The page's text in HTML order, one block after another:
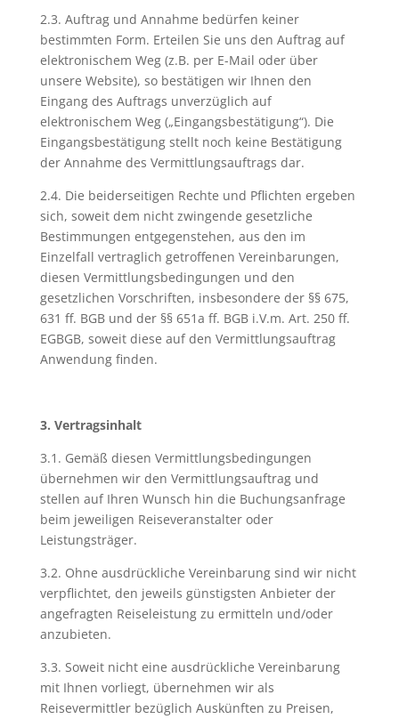
2.3. Auftrag und Annahme bedürfen keiner
bestimmten Form. Erteilen Sie uns den Auftrag auf
elektronischem Weg (z.B. per E-Mail oder über
unsere Website), so bestätigen wir Ihnen den
Eingang des Auftrags unverzüglich auf
elektronischem Weg („Eingangsbestätigung“). Die
Eingangsbestätigung stellt noch keine Bestätigung
der Annahme des Vermittlungsauftrags dar.
2.4. Die beiderseitigen Rechte und Pflichten ergeben
sich, soweit dem nicht zwingende gesetzliche
Bestimmungen entgegenstehen, aus den im
Einzelfall vertraglich getroffenen Vereinbarungen,
diesen Vermittlungsbedingungen und den
gesetzlichen Vorschriften, insbesondere der §§ 675,
631 ff. BGB und der §§ 651a ff. BGB i.V.m. Art. 250 ff.
EGBGB, soweit diese auf den Vermittlungsauftrag
Anwendung finden.
3. Vertragsinhalt
3.1. Gemäß diesen Vermittlungsbedingungen
übernehmen wir den Vermittlungsauftrag und
stellen auf Ihren Wunsch hin die Buchungsanfrage
beim jeweiligen Reiseveranstalter oder
Leistungsträger.
3.2. Ohne ausdrückliche Vereinbarung sind wir nicht
verpflichtet, den jeweils günstigsten Anbieter der
angefragten Reiseleistung zu ermitteln und/oder
anzubieten.
3.3. Soweit nicht eine ausdrückliche Vereinbarung
mit Ihnen vorliegt, übernehmen wir als
Reisevermittler bezüglich Auskünften zu Preisen,